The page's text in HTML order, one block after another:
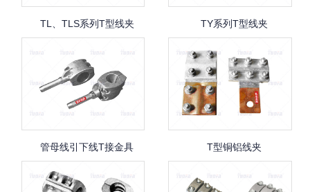
TL、TLS系列T型线夹 TY系列T型线夹
管母线引下线T接金具 T型铜铝线夹